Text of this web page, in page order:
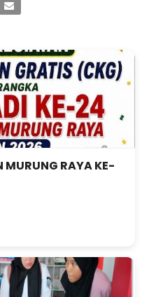
MURUNG RAYA KE-